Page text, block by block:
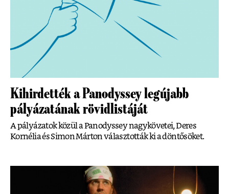
Kihirdették a Panodyssey legújabb
pályázatának rövidlistáját
A pályázatok közül a Panodyssey nagykövetei, Deres
Kornélia és Simon Márton választották ki a döntősöket.